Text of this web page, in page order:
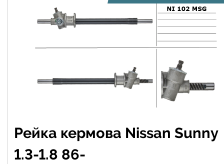
Рейка кермова Nissan Sunny
1.3-1.8 86-